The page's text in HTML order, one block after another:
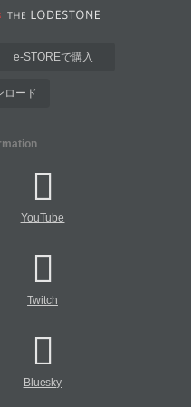
e-STOREで購入
ロード
YouTube
Twitch
Bluesky